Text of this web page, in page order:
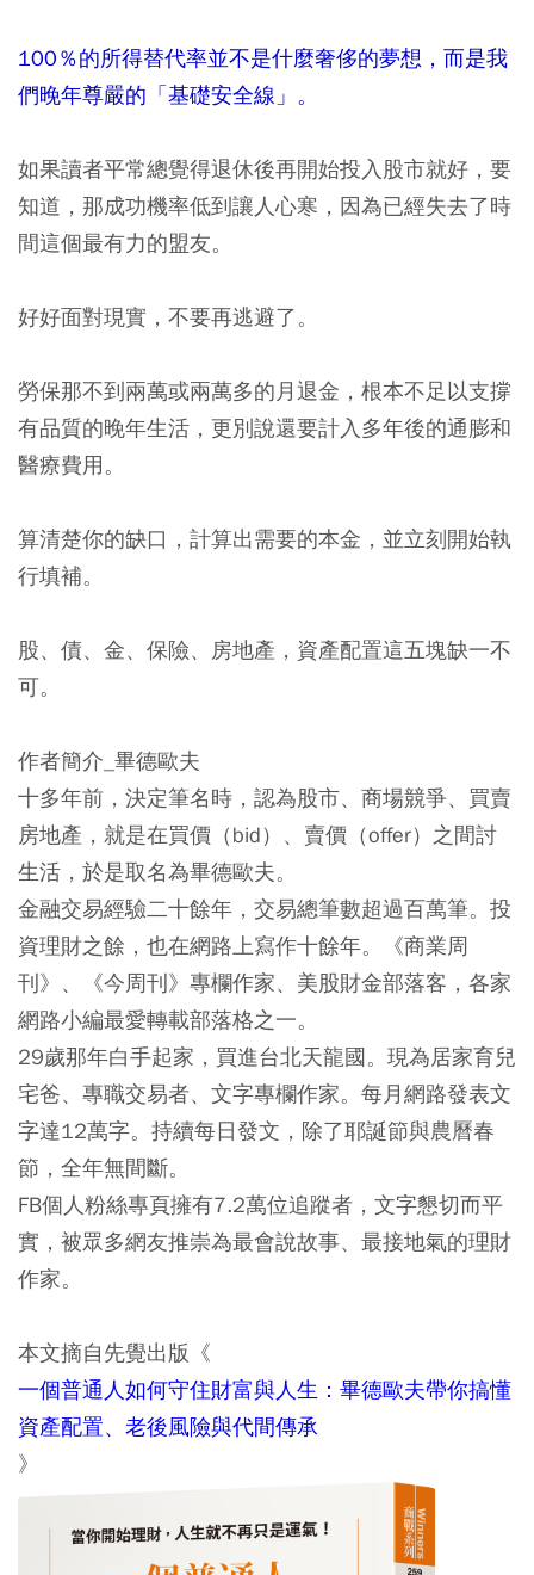
100％的所得替代率並不是什麼奢侈的夢想，而是我
們晚年尊嚴的「基礎安全線」。
如果讀者平常總覺得退休後再開始投入股市就好，要
知道，那成功機率低到讓人心寒，因為已經失去了時
間這個最有力的盟友。
好好面對現實，不要再逃避了。
勞保那不到兩萬或兩萬多的月退金，根本不足以支撐
有品質的晚年生活，更別說還要計入多年後的通膨和
醫療費用。
算清楚你的缺口，計算出需要的本金，並立刻開始執
行填補。
股、債、金、保險、房地產，資產配置這五塊缺一不
可。
作者簡介_畢德歐夫
十多年前，決定筆名時，認為股市、商場競爭、買賣
房地產，就是在買價（bid）、賣價（offer）之間討
生活，於是取名為畢德歐夫。
金融交易經驗二十餘年，交易總筆數超過百萬筆。投
資理財之餘，也在網路上寫作十餘年。《商業周
刊》、《今周刊》專欄作家、美股財金部落客，各家
網路小編最愛轉載部落格之一。
29歲那年白手起家，買進台北天龍國。現為居家育兒
宅爸、專職交易者、文字專欄作家。每月網路發表文
字達12萬字。持續每日發文，除了耶誕節與農曆春
節，全年無間斷。
FB個人粉絲專頁擁有7.2萬位追蹤者，文字懇切而平
實，被眾多網友推崇為最會說故事、最接地氣的理財
作家。
本文摘自先覺出版《
一個普通人如何守住財富與人生：畢德歐夫帶你搞懂
資產配置、老後風險與代間傳承
》